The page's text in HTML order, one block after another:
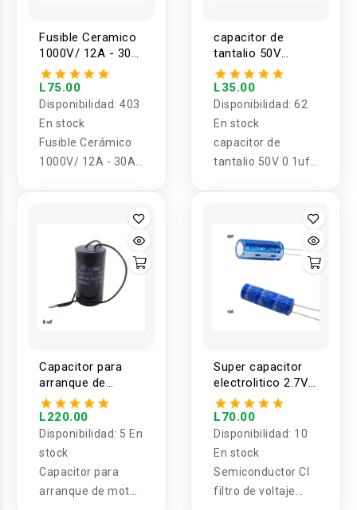
Fusible Ceramico
1000V/ 12A - 30A
10X38mm
L75.00
Disponibilidad: 403
En stock
Fusible Cerámico
1000V/ 12A - 30A
capacitor de
tantalio 50V
0.1uf-10uf
L35.00
Disponibilidad: 62
En stock
capacitor de
tantalio 50V 0.1uf-
Capacitor para
arranque de
motor 6-40UF
L220.00
Disponibilidad: 5 En
stock
Capacitor para
arranque de motor
Super capacitor
electrolitico 2.7V
10F y 40F
L70.00
Disponibilidad: 10
En stock
Semiconductor CI
filtro de voltaje